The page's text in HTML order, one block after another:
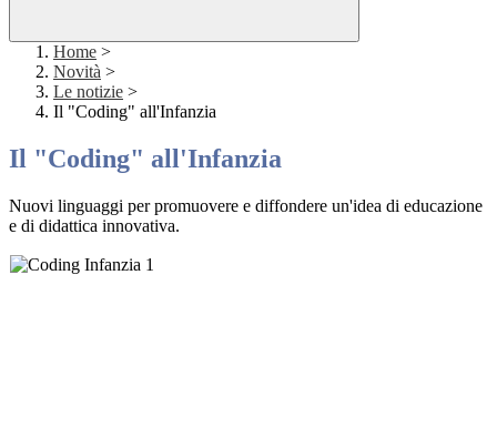
Home >
Novità >
Le notizie >
Il "Coding" all'Infanzia
Il "Coding" all'Infanzia
Nuovi linguaggi per promuovere e diffondere un'idea di educazione
e di didattica innovativa.